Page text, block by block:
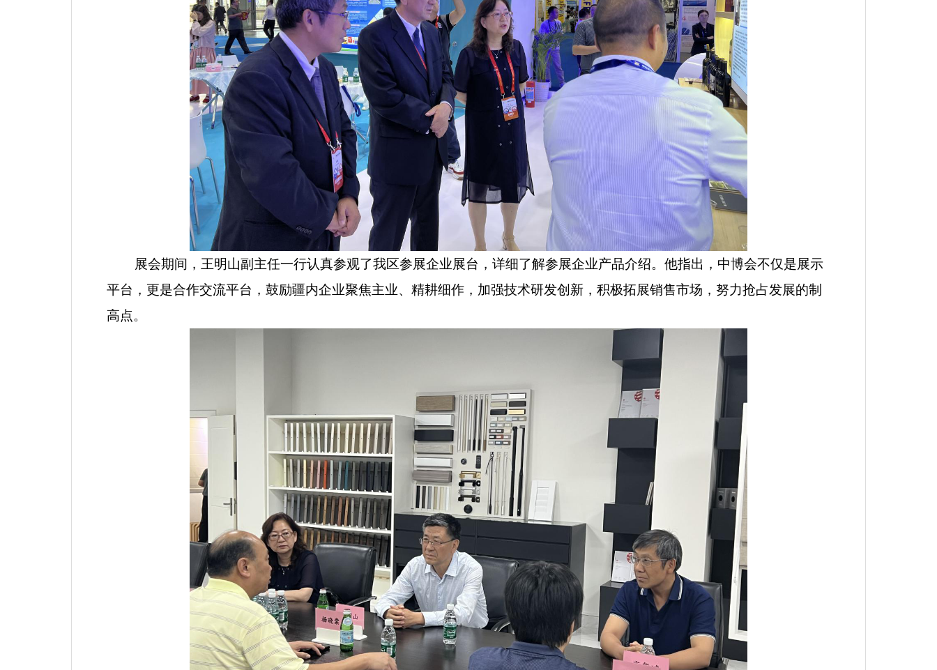
展会期间，王明山副主任一行认真参观了我区参展企业展台，详细了解参展企业产品介绍。他指出，中博会不仅是展示
平台，更是合作交流平台，鼓励疆内企业聚焦主业、精耕细作，加强技术研发创新，积极拓展销售市场，努力抢占发展的制
高点。